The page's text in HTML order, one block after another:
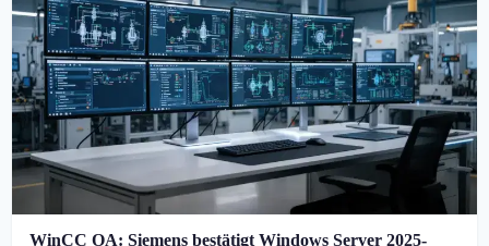
WinCC OA: Siemens bestätigt Windows Server 2025-